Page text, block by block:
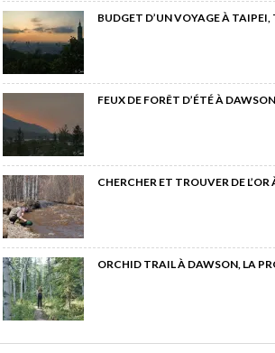
BUDGET D’UN VOYAGE À
FEUX DE FORÊT D’ÉTÉ À
CHERCHER ET TROUVER DE
ORCHID TRAIL À DAWSON, LA